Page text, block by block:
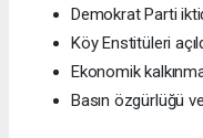
Demokrat Parti
Köy Enstitüleri
Ekonomik
Basın özgürlüğü